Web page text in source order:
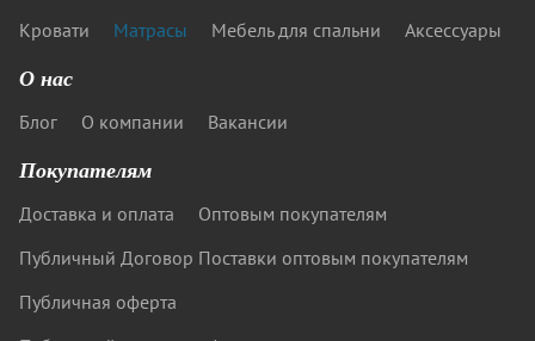
Кровати Матрасы Мебель для спальни Аксессуары
О нас
Блог О компании Вакансии
Покупателям
Доставка и оплата
Оптовым покупателям
Публичный Договор Поставки оптовым покупателям
Публичная оферта